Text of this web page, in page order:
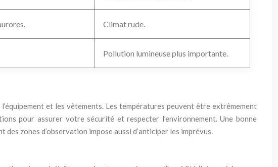
Climat rude.
Pollution lumineuse plus importante.
et les vêtements. Les températures peuvent être extrêmement
pour assurer votre sécurité et respecter l’environnement. Une bonne
zones d’observation impose aussi d’anticiper les imprévus.